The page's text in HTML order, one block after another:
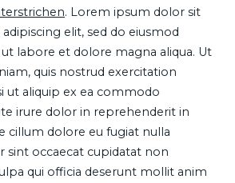
. Lorem ipsum dolor sit
adipiscing elit, sed do eiusmod
labore et dolore magna aliqua. Ut
quis nostrud exercitation
ut aliquip ex ea commodo
irure dolor in reprehenderit in
cillum dolore eu fugiat nulla
sint occaecat cupidatat non
qui officia deserunt mollit anim